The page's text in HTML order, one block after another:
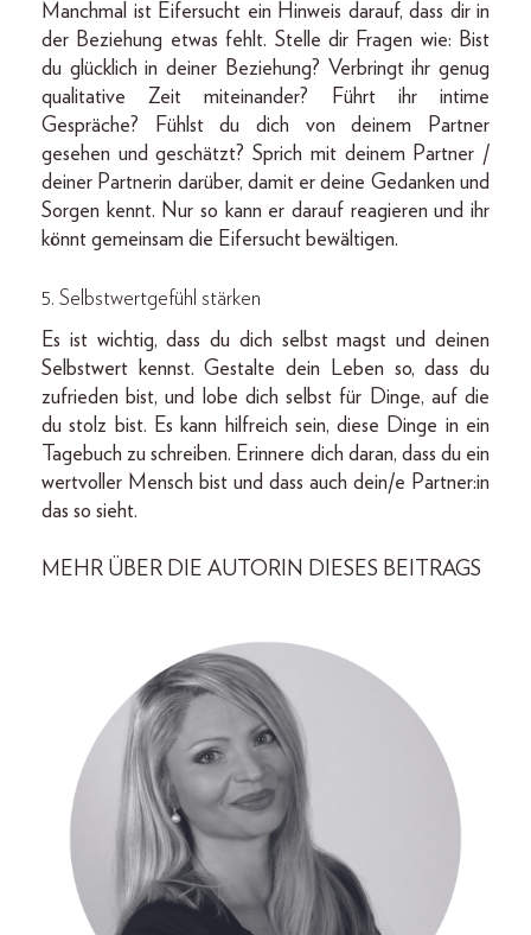
Manchmal ist Eifersucht ein Hinweis darauf, dass dir in
der Beziehung etwas fehlt. Stelle dir Fragen wie: Bist
du glücklich in deiner Beziehung? Verbringt ihr genug
qualitative Zeit miteinander? Führt ihr intime
Gespräche? Fühlst du dich von deinem Partner
gesehen und geschätzt? Sprich mit deinem Partner /
deiner Partnerin darüber, damit er deine Gedanken und
Sorgen kennt. Nur so kann er darauf reagieren und ihr
könnt gemeinsam die Eifersucht bewältigen.
5. Selbstwertgefühl stärken
Es ist wichtig, dass du dich selbst magst und deinen
Selbstwert kennst. Gestalte dein Leben so, dass du
zufrieden bist, und lobe dich selbst für Dinge, auf die
du stolz bist. Es kann hilfreich sein, diese Dinge in ein
Tagebuch zu schreiben. Erinnere dich daran, dass du ein
wertvoller Mensch bist und dass auch dein/e Partner:in
das so sieht.
MEHR ÜBER DIE AUTORIN DIESES BEITRAGS